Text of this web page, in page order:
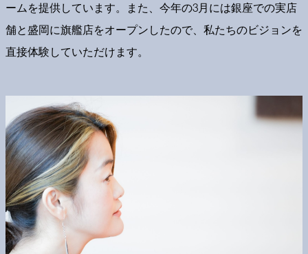
ームを提供しています。また、今年の3月には銀座での実店
舗と盛岡に旗艦店をオープンしたので、私たちのビジョンを
直接体験していただけます。